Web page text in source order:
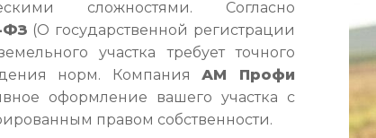
сложностями. Согласно
ФЗ (О государственной регистрации
участка требует точного
норм. КомпанияАМ Профи
оформление вашего участка с
правом собственности.